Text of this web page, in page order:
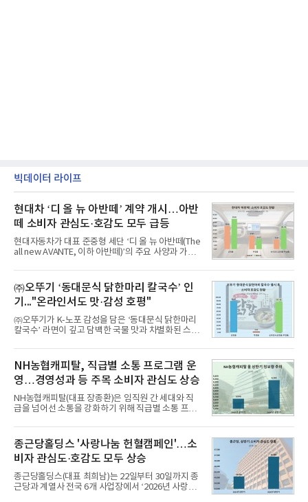
빅데이터 라이프
현대차 ‘디 올 뉴 아반떼’ 계약 개시…아반
떼 소비자 관심도·호감도 모두 급등
현대자동차가 대표 준중형 세단 ‘디 올 뉴 아반떼(The
all new AVANTE, 이하 아반떼)’의 주요 사양과 가격
떼는 6년 만에 선보이는 8세대 완전변경 모델로, ▲정
교한 선과 면을 중심으로 완성한 파격적인 디자인 ▲
과거 중형 세단 수준으로 확대된 차체 제원 ▲글로벌
최고 수준의 안전성 ▲성능과 효율을 동시에 높인 주
행 완성도 ▲첨단 편의 및 디지털 사양 적용 등을 통해
글로벌 준중형 세단의 새로운 기준을 세웠다.아반떼
는 가솔린 2.0과 1.6 하이브리드 두 가지 파워트레인
넘
㈜오뚜기 ‘동대문식 닭한마리 칼국수’ 인
기..."온라인서도 맛·감성 호평"
㈜오뚜기가 K-노포 감성을 담은 ‘동대문식 닭한마리
칼국수’ 라면이 깊고 담백한 국물 맛과 차별화된 스토
혔다.‘동대문식 닭한마리 칼국수’는 예상을 뛰어넘는
소비자 호응에 힘입어 지난 7월 13일 첫 선을 보인 지
단 18일 만에 누적 판매량 50만 개를 돌파하는 성과를
거두었다.이번 신제품은 개발진이 전국의 닭한마리
전문점을 직접 찾아 다니며 최적의 육수 비율을 완성
했다. 자극적이지 않으면서도 깊은 닭육수에 마늘의
개운한 풍미를 더했으며, 국물이 잘 배어들면서도 쫄
서도
NH농협캐피탈, 직급별 소통 프로그램 운
영…경영성과 등 주목 소비자 관심도 상승
NH농협캐피탈(대표 장종환)은 임직원 간 세대와 직
급을 넘어선 소통을 강화하기 위해 직급별 소통 프로
부터 30일까지 서울 원센티널 NH농협캐피탈타워 22
층에서 운영했다고 31일 밝혔다.이번 프로그램은 경
영지원부 홍보팀과 2026년 새로이(e)＊가 공동 주관
했으며, ▲팀장·부장(7.27), ▲계장·주임(7.28), ▲과
장·차장(7.29), ▲대리(7.30) 등 직급별로 총 4회에 걸
쳐 진행됐다.참고로 새로이(e)는 NH농협캐피탈 MZ
세대들로(과장~계장) 구성된 자율 참여조직으로, 조
종근당홀딩스 '사랑나눔 헌혈캠페인'…소
비자 관심도·호감도 모두 상승
종근당홀딩스(대표 최희남)는 22일부터 30일까지 종
근당과 계열사 전국 6개 사업장에서 ‘2026년 사랑나